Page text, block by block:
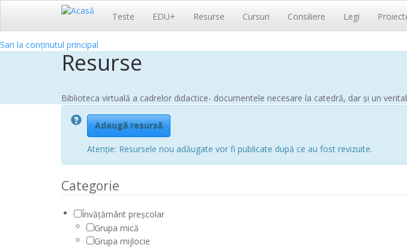
Sari la conținutul principal
Navigare
principală
Teste EDU+ Resurse Cursuri Consiliere Legi
Resurse
Biblioteca virtuală a cadrelor didactice- documentele necesare la catedră, dar și un
Adaugă resursă
Atenție: Resursele nou adăugate vor fi publicate după ce au fost revizuite.
Categorie
Învățământ preșcolar
Grupa mică
Grupa mijlocie